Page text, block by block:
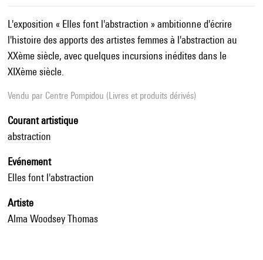
L'exposition « Elles font l'abstraction » ambitionne d'écrire
l'histoire des apports des artistes femmes à l'abstraction au
XXème siècle, avec quelques incursions inédites dans le
XIXème siècle.
Vendu par Centre Pompidou (Livres et produits dérivés)
Courant artistique
abstraction
Evénement
Elles font l'abstraction
Artiste
Alma Woodsey Thomas